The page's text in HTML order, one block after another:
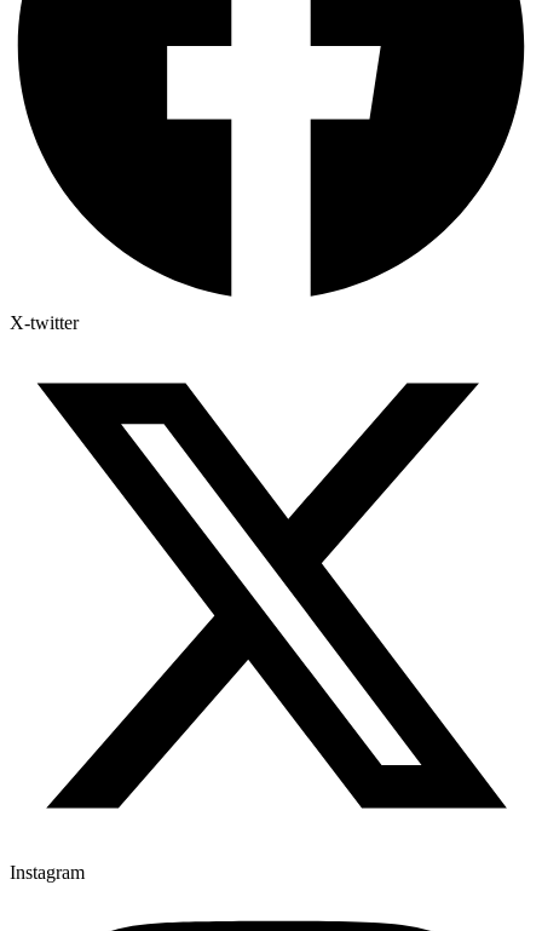
X-twitter
Instagram